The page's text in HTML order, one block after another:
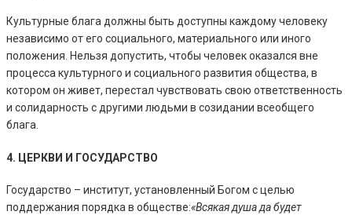
Культурные блага должны быть доступны каждому человеку
независимо от его социального, материального или иного
положения. Нельзя допустить, чтобы человек оказался вне
процесса культурного и социального развития общества, в
котором он живет, перестал чувствовать свою ответственность
и солидарность с другими людьми в созидании всеобщего
блага.
4. ЦЕРКВИ И ГОСУДАРСТВО
Государство – институт, установленный Богом с целью
поддержания порядка в обществе:«Всякая душа да будет